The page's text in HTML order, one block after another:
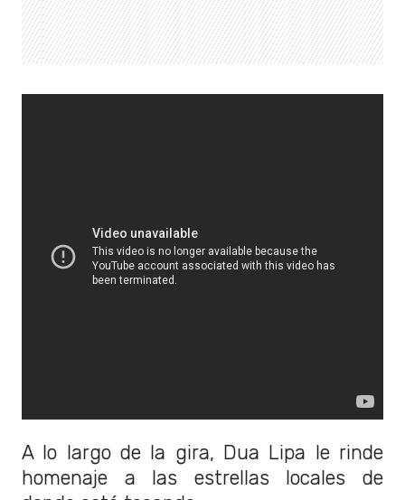
A lo largo de la gira, Dua Lipa le rinde
homenaje a las estrellas locales de